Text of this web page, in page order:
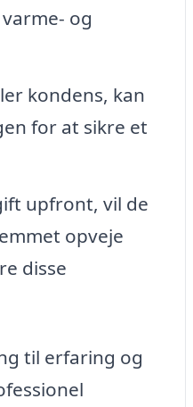
og
kondens, kan
for at sikre et
upfront, vil de
opveje
disse
til erfaring og